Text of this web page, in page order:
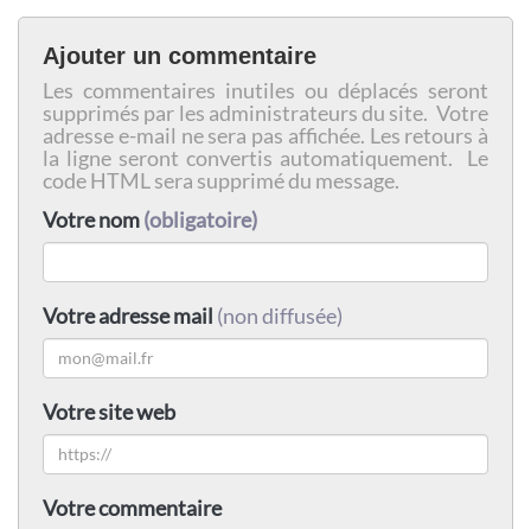
Ajouter un commentaire
Les commentaires inutiles ou déplacés seront
supprimés par les administrateurs du site. Votre
adresse e-mail ne sera pas affichée. Les retours à
la ligne seront convertis automatiquement. Le
code HTML sera supprimé du message.
Votre nom(obligatoire)
Votre adresse mail (non diffusée)
Votre site web
Votre commentaire